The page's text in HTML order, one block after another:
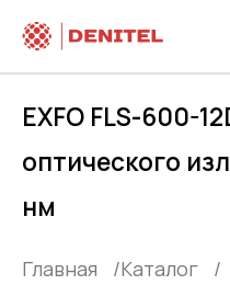
EXFO FLS-600-
оптического
нм
Главная
Каталог